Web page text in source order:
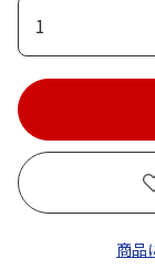
1
商品